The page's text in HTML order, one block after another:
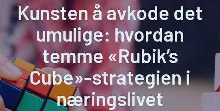
Kunsten å avkode det
umulige: hvordan
temme «Rubik’s
Cube»-strategien i
næringslivet